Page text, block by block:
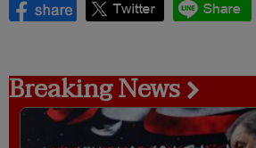
Breaking News